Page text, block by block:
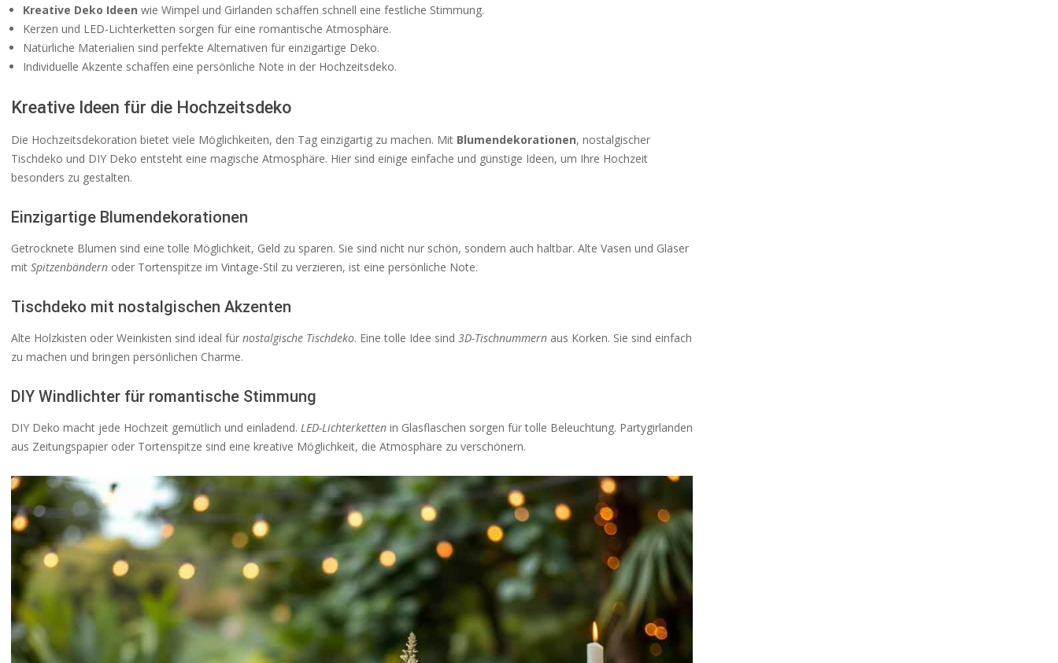
Kreative Deko Ideen wie Wimpel und Girlanden schaffen schnell eine festliche Stimmung.
Kerzen und LED-Lichterketten sorgen für eine romantische Atmosphäre.
Natürliche Materialien sind perfekte Alternativen für einzigartige Deko.
Individuelle Akzente schaffen eine persönliche Note in der Hochzeitsdeko.
Kreative Ideen für die Hochzeitsdeko
Die Hochzeitsdekoration bietet viele Möglichkeiten, den Tag einzigartig zu machen. Mit Blumendekorationen, nostalgischer
Tischdeko und DIY Deko entsteht eine magische Atmosphäre. Hier sind einige einfache und günstige Ideen, um Ihre Hochzeit
besonders zu gestalten.
Einzigartige Blumendekorationen
Getrocknete Blumen sind eine tolle Möglichkeit, Geld zu sparen. Sie sind nicht nur schön, sondern auch haltbar. Alte Vasen und Gläser
mit Spitzenbändern oder Tortenspitze im Vintage-Stil zu verzieren, ist eine persönliche Note.
Tischdeko mit nostalgischen Akzenten
Alte Holzkisten oder Weinkisten sind ideal für nostalgische Tischdeko. Eine tolle Idee sind 3D-Tischnummern aus Korken. Sie sind einfach
zu machen und bringen persönlichen Charme.
DIY Windlichter für romantische Stimmung
DIY Deko macht jede Hochzeit gemütlich und einladend. LED-Lichterketten in Glasflaschen sorgen für tolle Beleuchtung. Partygirlanden
aus Zeitungspapier oder Tortenspitze sind eine kreative Möglichkeit, die Atmosphäre zu verschönern.